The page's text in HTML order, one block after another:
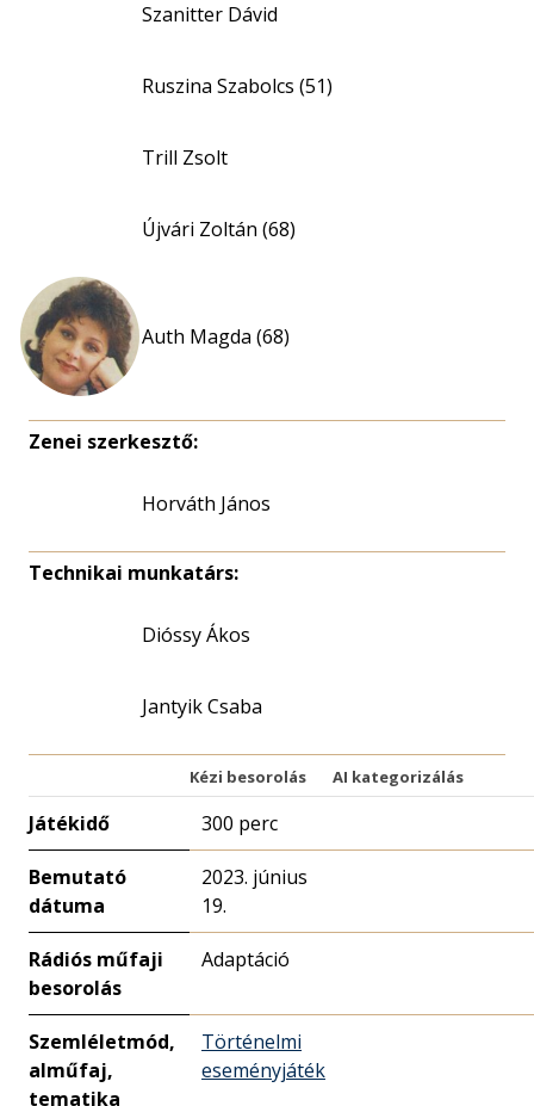
Szanitter Dávid
Ruszina Szabolcs (51)
Trill Zsolt
Újvári Zoltán (68)
Auth Magda (68)
Zenei szerkesztő:
Horváth János
Technikai munkatárs:
Dióssy Ákos
Jantyik Csaba
Kézi besorolás AI kategorizálás
Játékidő 300 perc
Bemutató
dátuma
2023. június
19.
Rádiós műfaji
besorolás
Adaptáció
Szemléletmód,
alműfaj,
tematika
Történelmi
eseményjáték